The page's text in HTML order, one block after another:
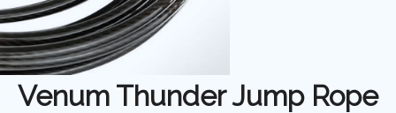
Venum Thunder Jump Rope